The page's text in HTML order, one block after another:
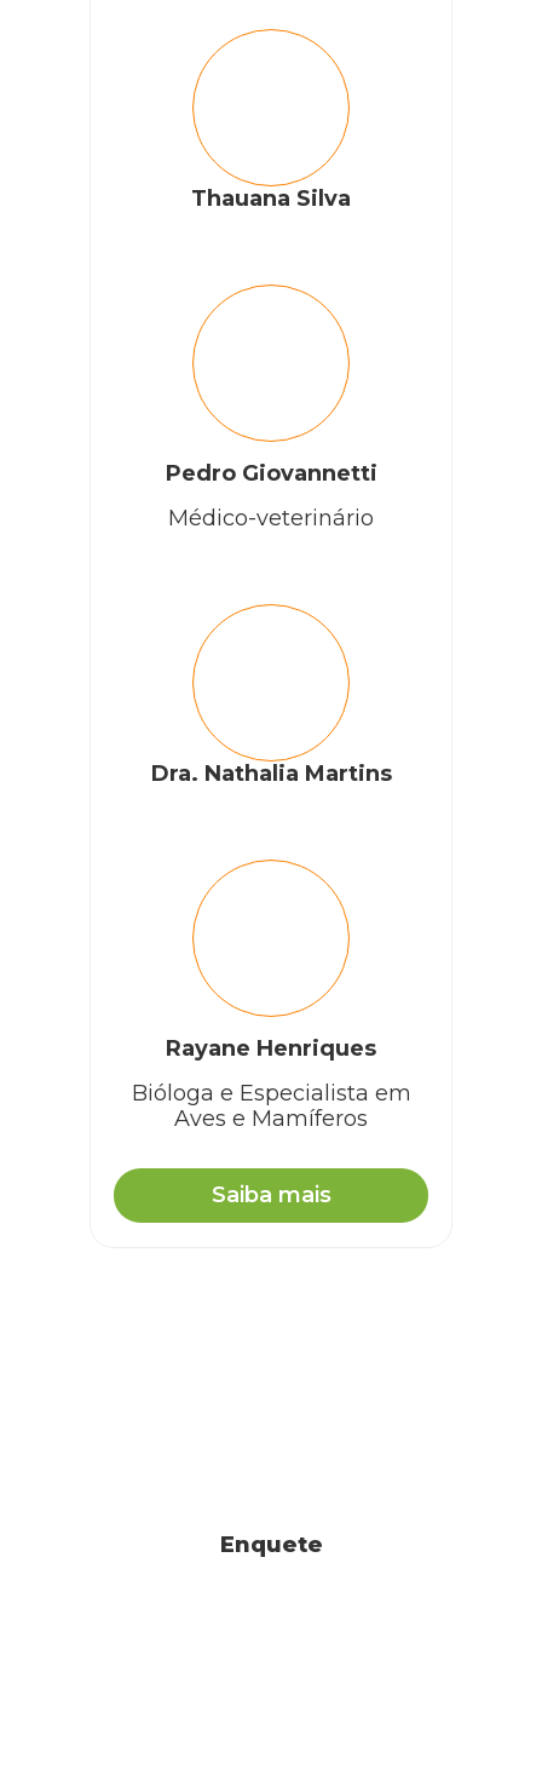
Thauana Silva
Pedro Giovannetti
Médico-veterinário
Dra. Nathalia Martins
Rayane Henriques
Bióloga e Especialista em
Aves e Mamíferos
Saiba mais
Enquete